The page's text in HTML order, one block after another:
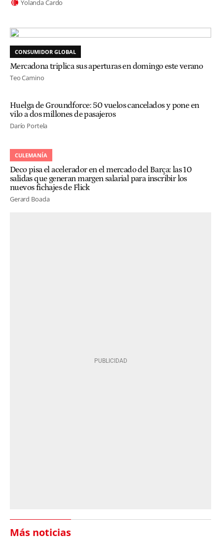
Yolanda Cardo
CONSUMIDOR GLOBAL
Mercadona triplica sus aperturas en domingo este verano
Teo Camino
Huelga de Groundforce: 50 vuelos cancelados y pone en
vilo a dos millones de pasajeros
Darío Portela
CULEMANÍA
Deco pisa el acelerador en el mercado del Barça: las 10
salidas que generan margen salarial para inscribir los
nuevos fichajes de Flick
Gerard Boada
Más noticias